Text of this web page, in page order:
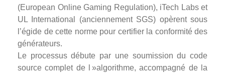
(European Online Gaming Regulation), iTech Labs et
UL International (anciennement SGS) opèrent sous
l’égide de cette norme pour certifier la conformité des
générateurs.
Le processus débute par une soumission du code
source complet de l »algorithme, accompagné de la